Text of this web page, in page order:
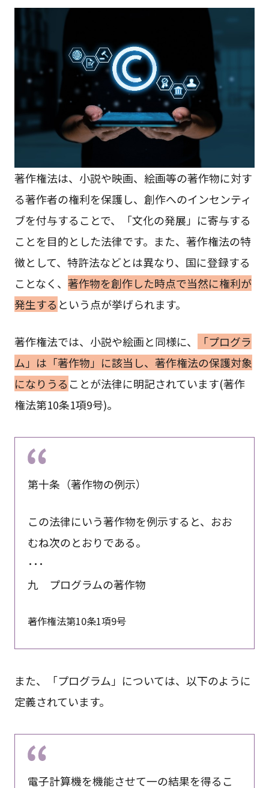
著作権法は、小説や映画、絵画等の著作物に対す
る著作者の権利を保護し、創作へのインセンティ
ブを付与することで、「文化の発展」に寄与する
ことを目的とした法律です。また、著作権法の特
徴として、特許法などとは異なり、国に登録する
ことなく、 著作物を創作した時点で当然に権利が
発生する という点が挙げられます。
著作権法では、小説や絵画と同様に、
「プログラ
ム」は「著作物」に該当し、著作権法の保護対象
になりうる ことが法律に明記されています(著作
権法第10条1項9号)。
第十条（著作物の例示）
この法律にいう著作物を例示すると、おお
むね次のとおりである。
･･･
九 プログラムの著作物
著作権法第10条1項9号
また、「プログラム」については、以下のように
定義されています。
電子計算機を機能させて一の結果を得るこ